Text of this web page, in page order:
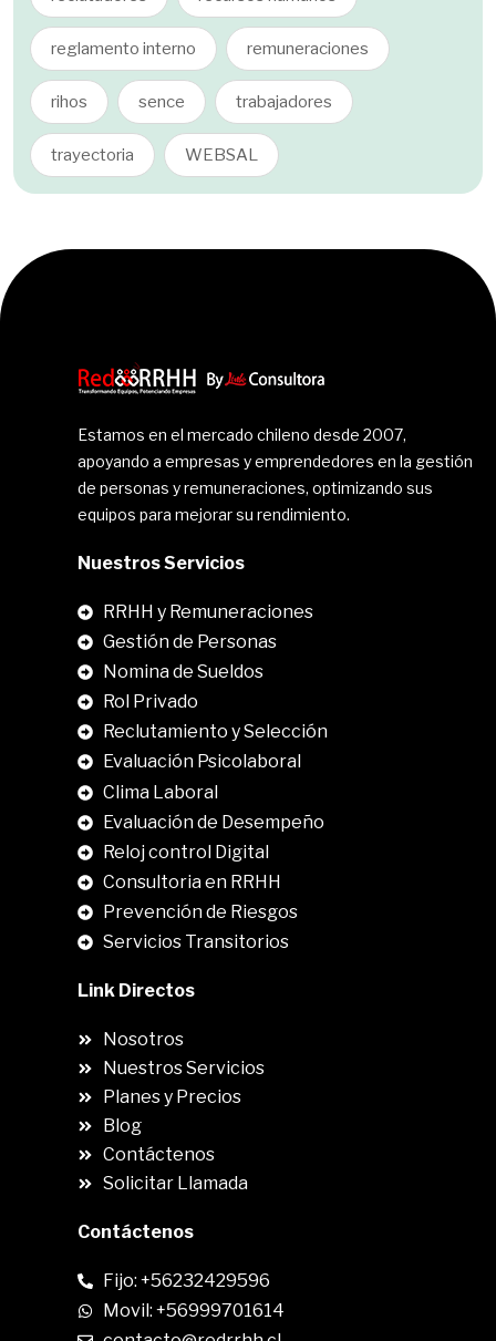
reglamento interno remuneraciones
rihos sence trabajadores
trayectoria WEBSAL
Estamos en el mercado chileno desde 2007,
apoyando a empresas y emprendedores en la gestión
de personas y remuneraciones, optimizando sus
equipos para mejorar su rendimiento.
Nuestros Servicios
RRHH y Remuneraciones
Gestión de Personas
Nomina de Sueldos
Rol Privado
Reclutamiento y Selección
Evaluación Psicolaboral
Clima Laboral
Evaluación de Desempeño
Reloj control Digital
Consultoria en RRHH
Prevención de Riesgos
Servicios Transitorios
Link Directos
Nosotros
Nuestros Servicios
Planes y Precios
Blog
Contáctenos
Solicitar Llamada
Contáctenos
Fijo: +56232429596
Movil: +56999701614